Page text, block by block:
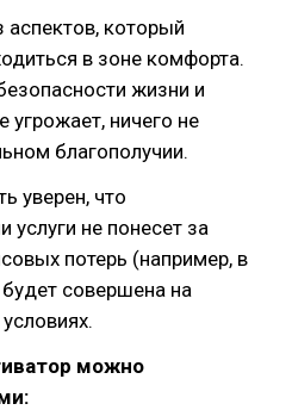
аспектов, который
в зоне комфорта.
жизни и
угрожает, ничего не
благополучии.
уверен, что
услуги не понесет за
потерь (например, в
совершена на
можно